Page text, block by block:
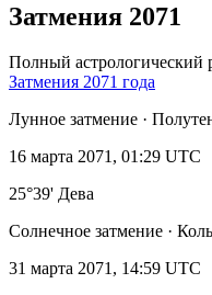
Затмения 2071
Полный астрологический
Затмения 2071 года
Лунное затмение ·
16 марта 2071, 01:29 UTC
25°39' Дева
Солнечное затмение ·
31 марта 2071, 14:59 UTC